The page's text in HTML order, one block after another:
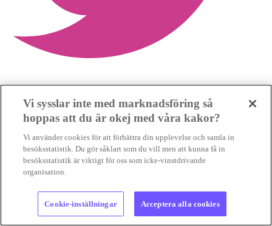
Dela merVi sysslar inte med marknadsföring så
hoppas att du är okej med våra kakor?
Vi använder cookies för att förbättra din upplevelse och samla in
besöksstatistik. Du gör såklart som du vill men att kunna få in
besöksstatistik är viktigt för oss som icke-vinstdrivande
organisation.
Cookie-inställningar Acceptera alla cookies